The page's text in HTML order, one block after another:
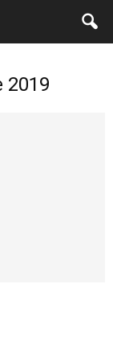
2019